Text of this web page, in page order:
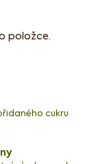
cukru
položce.